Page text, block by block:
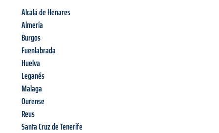
Alcalá de Henares
Almería
Burgos
Fuenlabrada
Huelva
Leganés
Malaga
Ourense
Reus
Santa Cruz de Tenerife